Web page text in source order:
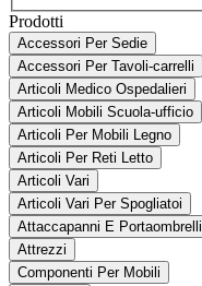
Prodotti
Accessori Per Sedie
Accessori Per Tavoli-carrelli
Articoli Medico Ospedalieri
Articoli Mobili Scuola-ufficio
Articoli Per Mobili Legno
Articoli Per Reti Letto
Articoli Vari
Articoli Vari Per Spogliatoi
Attaccapanni E Portaombrelli
Attrezzi
Componenti Per Mobili